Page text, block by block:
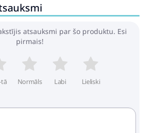
atsauksmi par šo produktu. Esi
pirmais!
Normāls Labi Lieliski